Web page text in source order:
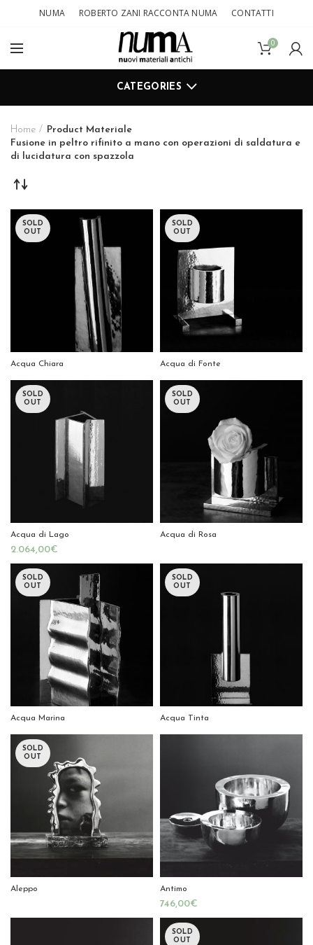
NUMA ROBERTO ZANI RACCONTA NUMA CONTATTI
0
CATEGORIES
Home
Product Materiale
Fusione in peltro rifinito a mano con operazioni di saldatura e
di lucidatura con spazzola
SOLD
OUT
Acqua Chiara
SOLD
OUT
Acqua di Fonte
SOLD
OUT
Acqua di Lago
€
SOLD
OUT
Acqua di Rosa
SOLD
OUT
Acqua Marina
SOLD
OUT
Acqua Tinta
SOLD
OUT
Aleppo Antimo
€
SOLD
OUT